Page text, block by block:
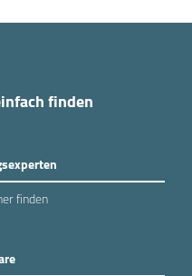
finden
finden